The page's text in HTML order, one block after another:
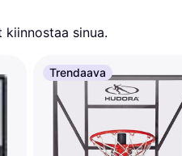
sinua.
Trendaava